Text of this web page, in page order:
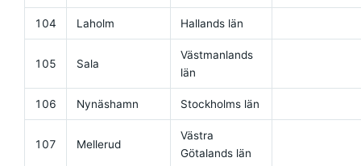
104 Laholm Hallands län
105 Sala
Västmanlands
län
106 Nynäshamn Stockholms län
107 Mellerud
Västra
Götalands län